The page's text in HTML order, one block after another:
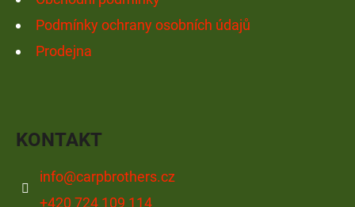
Podmínky ochrany osobních údajů
Prodejna
KONTAKT
info@carpbrothers.cz
+420 724 109 114